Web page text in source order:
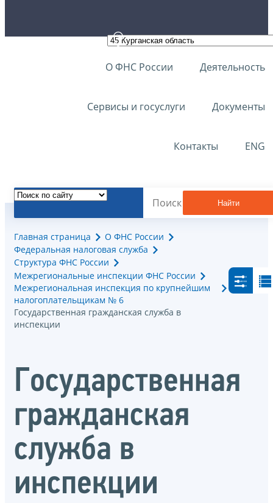
О ФНС России Деятельность
Сервисы и госуслуги Документы
Контакты ENG
Найти
Главная страница
О ФНС России
Федеральная налоговая служба
Структура ФНС России
Межрегиональные инспекции ФНС России
Межрегиональная инспекция по крупнейшим
налогоплательщикам № 6
Государственная гражданская служба в
инспекции
Государственная
гражданская
служба в
инспекции